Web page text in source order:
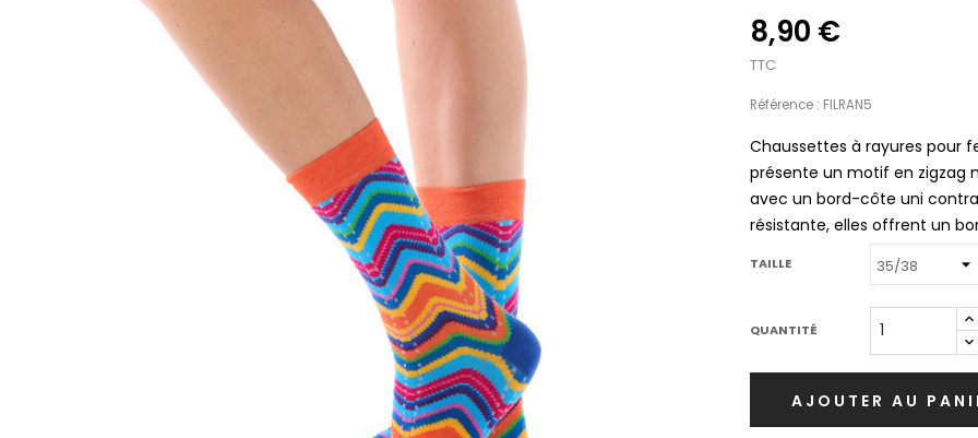
8,90 €
TTC
Référence : FILRAN5
Chaussettes à rayures pour
présente un motif en zigzag
avec un bord-côte uni
résistante, elles offrent un
TAILLE
QUANTITÉ
AJOUTER AU